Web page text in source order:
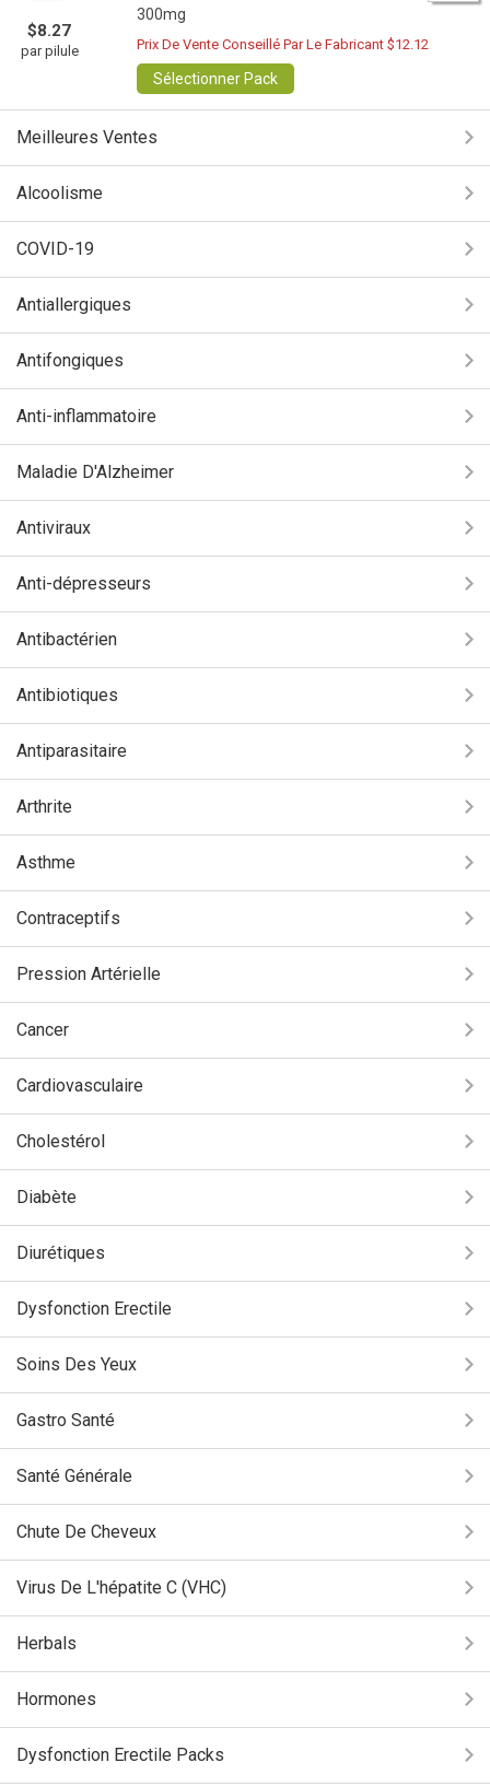
$8.27
par pilule
300mg
Prix De Vente Conseillé Par Le Fabricant $12.12
Sélectionner Pack
Meilleures Ventes
Alcoolisme
COVID-19
Antiallergiques
Antifongiques
Anti-inflammatoire
Maladie D'Alzheimer
Antiviraux
Anti-dépresseurs
Antibactérien
Antibiotiques
Antiparasitaire
Arthrite
Asthme
Contraceptifs
Pression Artérielle
Cancer
Cardiovasculaire
Cholestérol
Diabète
Diurétiques
Dysfonction Erectile
Soins Des Yeux
Gastro Santé
Santé Générale
Chute De Cheveux
Virus De L'hépatite C (VHC)
Herbals
Hormones
Dysfonction Erectile Packs